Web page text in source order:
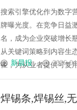
搜索引擎优化作为数字
牌曝光度。在竞争日益
名，成为企业突破增长
从关键词策略到内容生
径，为从业者提供可复
新晨报 2026-
焊锡条,焊锡丝,